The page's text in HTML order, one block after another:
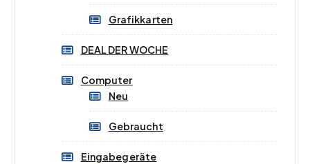
Grafikkarten
DEAL DER WOCHE
Computer
Neu
Gebraucht
Eingabegeräte